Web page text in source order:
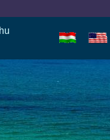
esle
today
horoscope
reddit
save